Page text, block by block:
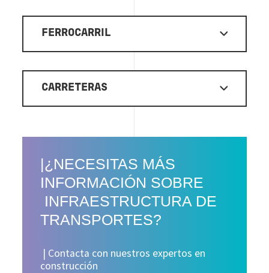
FERROCARRIL
CARRETERAS
|¿NECESITAS MÁS
INFORMACIÓN SOBRE
INFRAESTRUCTURA DE
TRANSPORTES?
| Contacta con nuestros expertos en
construcción